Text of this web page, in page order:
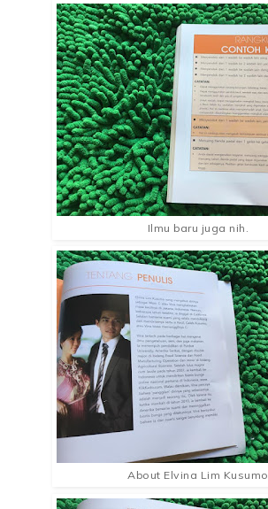
Ilmu baru juga nih.
About Elvina Lim Kusumo